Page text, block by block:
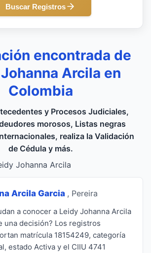
Buscar Registros
encontrada de
Arcila en
Colombia
y Procesos Judiciales,
morosos, Listas negras
realiza la Validación
de Cédula y más.
Johanna Arcila
Arcila Garcia , Pereira
a conocer a Leidy Johanna Arcila
una decisión? Los registros
matrícula 18154249, categoría
estado Activa y el CIIU 4741